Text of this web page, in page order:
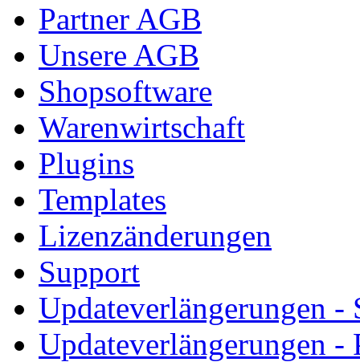
Partner AGB
Unsere AGB
Shopsoftware
Warenwirtschaft
Plugins
Templates
Lizenzänderungen
Support
Updateverlängerungen -
Updateverlängerungen -